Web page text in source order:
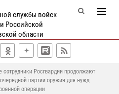
службы войск
Российской
области
сотрудники Росгвардии продолжают
партии оружия для нужд
операции